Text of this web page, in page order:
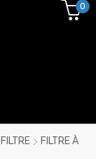
0
FILTRE FILTRE À